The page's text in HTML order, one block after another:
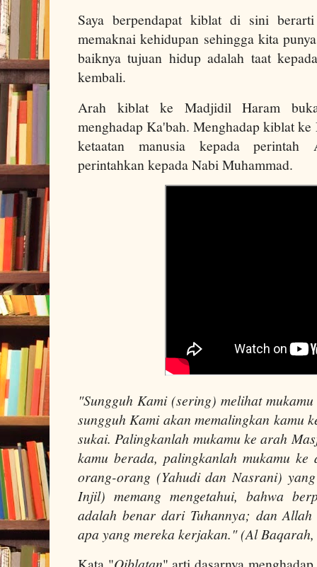
Saya berpendapat kiblat di sini
memaknai kehidupan sehingga kita
baiknya tujuan hidup adalah taat
kembali.
Arah kiblat ke Madjidil Haram
menghadap Ka'bah. Menghadap kiblat
ketaatan manusia kepada perintah
perintahkan kepada Nabi Muhammad.
"Sungguh Kami (sering) melihat
sungguh Kami akan memalingkan kamu
sukai. Palingkanlah mukamu ke arah
kamu berada, palingkanlah mukamu ke
orang-orang (Yahudi dan Nasrani)
Injil) memang mengetahui, bahwa
adalah benar dari Tuhannya; dan
apa yang mereka kerjakan." (Al